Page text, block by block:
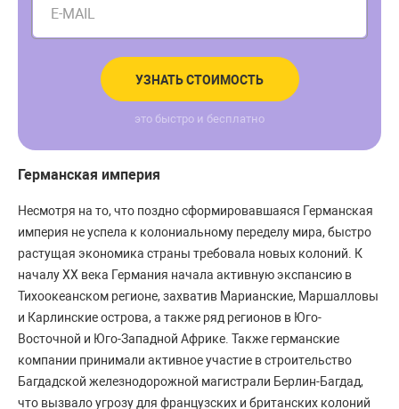
E-MAIL
УЗНАТЬ СТОИМОСТЬ
это быстро и бесплатно
Германская империя
Несмотря на то, что поздно сформировавшаяся Германская
империя не успела к колониальному переделу мира, быстро
растущая экономика страны требовала новых колоний. К
началу ХХ века Германия начала активную экспансию в
Тихоокеанском регионе, захватив Марианские, Маршалловы
и Карлинские острова, а также ряд регионов в Юго-
Восточной и Юго-Западной Африке. Также германские
компании принимали активное участие в строительство
Багдадской железнодорожной магистрали Берлин-Багдад,
что вызвало угрозу для французских и британских колоний